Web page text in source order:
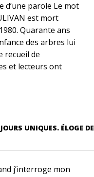
d’une parole Le mot
est mort
Quarante ans
des arbres lui
recueil de
et lecteurs ont
UNIQUES. ÉLOGE DE
j’interroge mon